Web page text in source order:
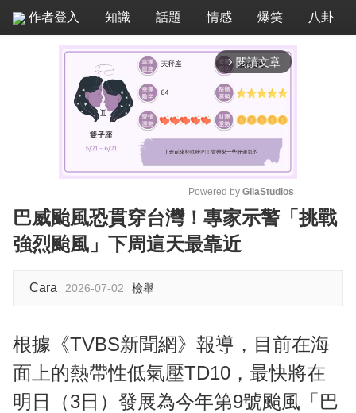
作者登入 知識 話題 情感 爆笑 八卦
arrow_forward_ios 閱讀文章
M
Powered by GliaStudios
巴威颱風恐貫穿台灣！專家示警「挑戰
強烈颱風」下周這天最靠近
Cara 2026-07-02 檢舉
根據《TVBS新聞網》報導，目前在海
面上的熱帶性低氣壓TD10，最快將在
明日（3日）發展為今年第9號颱風「巴